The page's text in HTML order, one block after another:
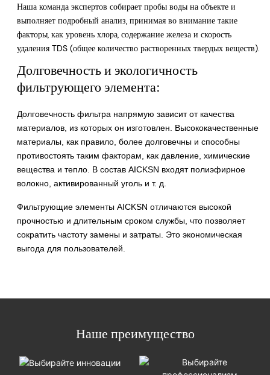
Наша команда экспертов собирает пробы воды на объекте и
выполняет подробный анализ, принимая во внимание такие
факторы, как уровень хлора, содержание железа и скорость
удаления TDS (общее количество растворенных твердых веществ).
Долговечность и экологичность
фильтрующего элемента:
Долговечность фильтра напрямую зависит от качества
материалов, из которых он изготовлен. Высококачественные
материалы, как правило, более долговечны и способны
противостоять таким факторам, как давление, химические
вещества и тепло. В состав AICKSN входят полиэфирное
волокно, активированный уголь и т. д.
Фильтрующие элементы AICKSN отличаются высокой
прочностью и длительным сроком службы, что позволяет
сократить частоту замены и затраты. Это экономическая
выгода для пользователей.
Наше преимущество